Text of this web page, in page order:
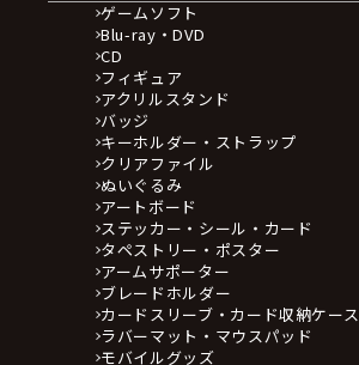
ゲームソフト
Blu-ray・DVD
CD
フィギュア
アクリルスタンド
バッジ
キーホルダー・ストラップ
クリアファイル
ぬいぐるみ
アートボード
ステッカー・シール・カード
タペストリー・ポスター
アームサポーター
ブレードホルダー
カードスリーブ・カード収納ケース
ラバーマット・マウスパッド
モバイルグッズ